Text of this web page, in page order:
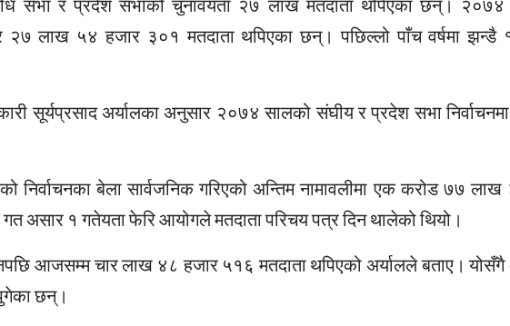
सभा र प्रदेश सभाको चुनावयता २७ लाख मतदाता थपिएका छन्। २०७४
२७ लाख ५४ हजार ३०१ मतदाता थपिएका छन्। पछिल्लो पाँच वर्षमा झन्डै
सूर्यप्रसाद अर्यालका अनुसार २०७४ सालको संघीय र प्रदेश सभा
निर्वाचनका बेला सार्वजनिक गरिएको अन्तिम नामावलीमा एक करोड ७७
गत असार १ गतेयता फेरि आयोगले मतदाता परिचय पत्र दिन थालेको थियो।
आजसम्म चार लाख ४८ हजार ५१६ मतदाता थपिएको अर्यालले बताए।
छन्।